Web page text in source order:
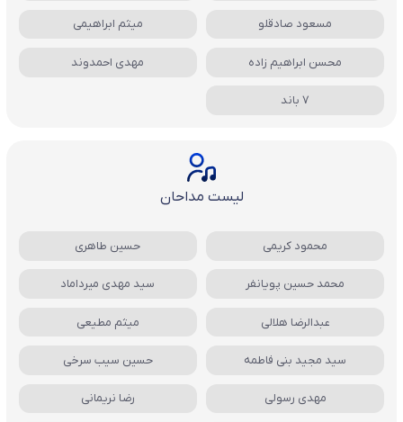
مسعود صادقلو میثم ابراهیمی
محسن ابراهیم زاده مهدی احمدوند
7 باند
لیست مداحان
محمود کریمی حسین طاهری
محمد حسین پویانفر سید مهدی میرداماد
عبدالرضا هلالی میثم مطیعی
سید مجید بنی فاطمه حسین سیب سرخی
مهدی رسولی رضا نریمانی